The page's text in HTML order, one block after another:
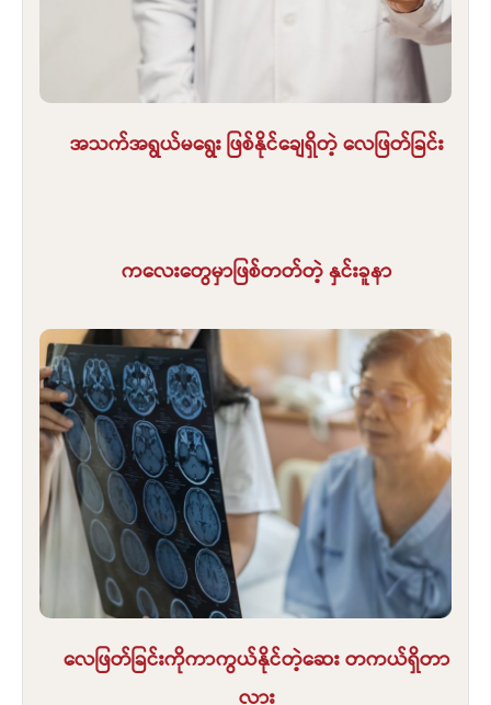
အသက်အရွယ်မရွေး ဖြစ်နိုင်ချေရှိတဲ့ လေဖြတ်ခြင်း
ကလေးတွေမှာဖြစ်တတ်တဲ့ နှင်းခူနာ
လေဖြတ်ခြင်းကိုကာကွယ်နိုင်တဲ့ဆေး တကယ်ရှိတာ
လား